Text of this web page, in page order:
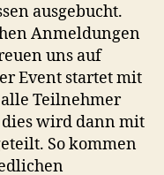
ausgebucht.
Anmeldungen
uns auf
Event startet mit
Teilnehmer
dies wird dann mit
So kommen